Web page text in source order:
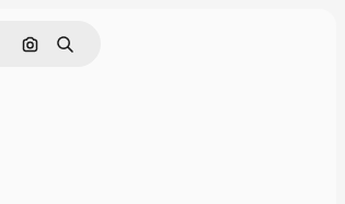
Hae kuvan perusteella
Haku